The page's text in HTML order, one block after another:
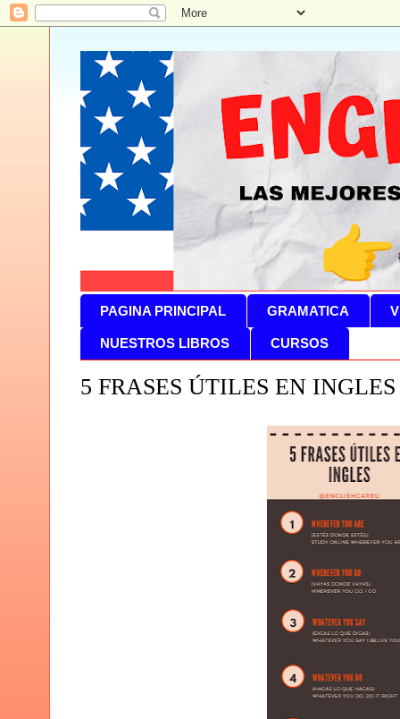
PAGINA PRINCIPAL GRAMATICA
NUESTROS LIBROS CURSOS
5 FRASES ÚTILES EN INGLES